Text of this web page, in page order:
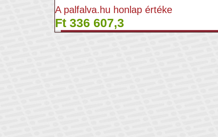
A palfalva.hu honlap értéke
Ft 336 607,3